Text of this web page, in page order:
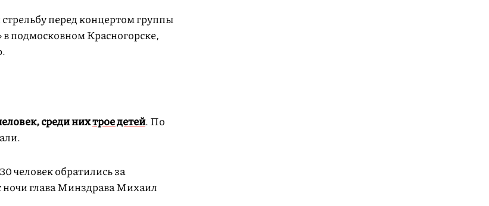
перед концертом группы
подмосковном Красногорске,
среди нихтрое детей. По
человек обратились за
ночи глава Минздрава Михаил